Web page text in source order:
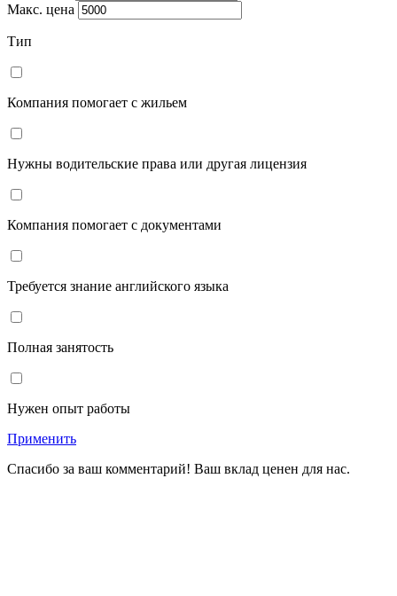
Макс. цена
Тип
Компания помогает с жильем
Нужны водительские права или другая лицензия
Компания помогает с документами
Требуется знание английского языка
Полная занятость
Нужен опыт работы
Применить
Спасибо за ваш комментарий! Ваш вклад ценен для нас.